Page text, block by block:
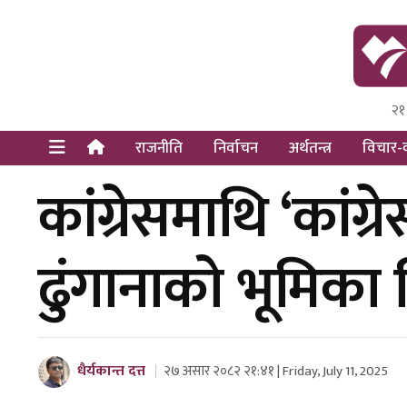
Himal
Dot
राजनीति निर्वाचन अर्थतन्त्र विचार-
कांग्रेसमाथि
ढुंगानाको भूमिका
धैर्यकान्त दत्त २७ असार २०८२ २१:४१ | Friday, July 11, 2025